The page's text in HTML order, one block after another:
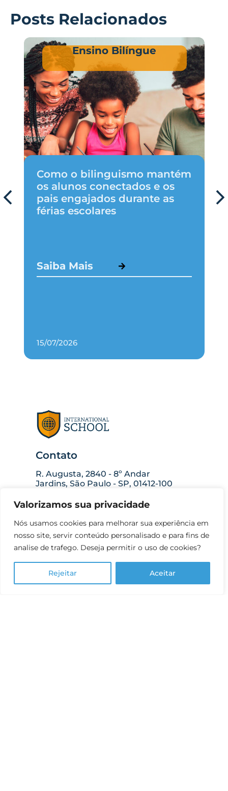
Valorizamos sua privacidade
Nós usamos cookies para melhorar sua experiência em
nosso site, servir conteúdo personalisado e para fins de
analise de trafego. Deseja permitir o uso de cookies?
Rejeitar Aceitar
Posts Relacionados
Ensino Bilíngue
Como o bilinguismo mantém
os alunos conectados e os
pais engajados durante as
férias escolares
Saiba Mais
15/07/2026
Contato
R. Augusta, 2840 - 8º Andar
Jardins, São Paulo - SP, 01412-100
11 4020-1711
WhatsApp: 11 99418-0619
Siga nossas Páginas:
O programa bilíngue da I.S.
Quem Somos